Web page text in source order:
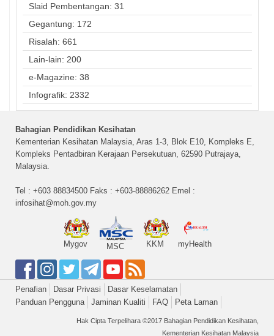
Slaid Pembentangan: 31
Gegantung: 172
Risalah: 661
Lain-lain: 200
e-Magazine: 38
Infografik: 2332
Bahagian Pendidikan Kesihatan
Kementerian Kesihatan Malaysia, Aras 1-3, Blok E10, Kompleks E,
Kompleks Pentadbiran Kerajaan Persekutuan, 62590 Putrajaya,
Malaysia.
Tel : +603 88834500 Faks : +603-88886262 Emel :
infosihat@moh.gov.my
Mygov MSC KKM myHealth
Penafian Dasar Privasi
Dasar Keselamatan
Panduan Pengguna
Jaminan Kualiti FAQ Peta Laman
Hak Cipta Terpelihara ©2017 Bahagian Pendidikan Kesihatan,
Kementerian Kesihatan Malaysia